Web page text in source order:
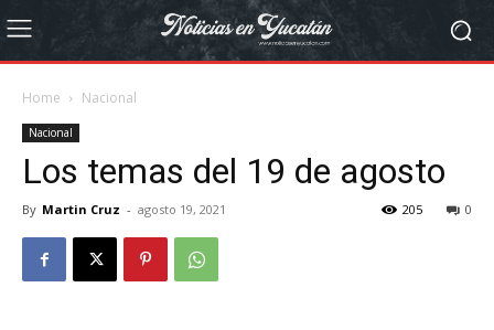
Home Nacional
Nacional
Los temas del 19 de agosto
By Martin Cruz - agosto 19, 2021 0
205